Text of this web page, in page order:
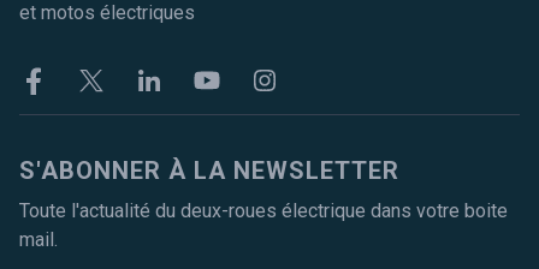
et motos électriques
FacebookTwitter LinkekinYoutubeInstagram
S'ABONNER À LA NEWSLETTER
Toute l'actualité du deux-roues électrique dans votre boite
mail.